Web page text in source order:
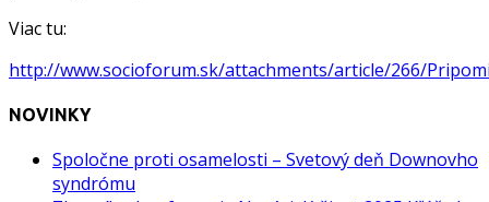
Viac tu:
http://www.socioforum.sk/attachments/article/266/
NOVINKY
Spoločne proti osamelosti – Svetový deň Downovho
syndrómu